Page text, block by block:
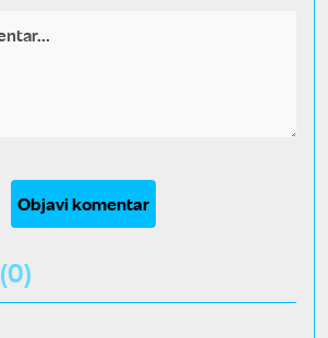
Objavi komentar
(0)